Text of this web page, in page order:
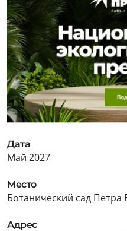
Дата
Май 2027
Место
Ботанический сад Петра
Адрес